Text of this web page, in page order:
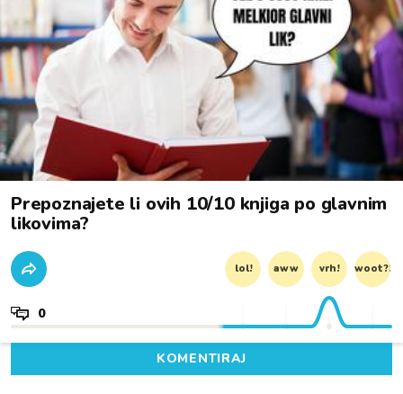
Prepoznajete li ovih 10/10 knjiga po glavnim
likovima?
lol! aww vrh! woot?!
0
KOMENTIRAJ